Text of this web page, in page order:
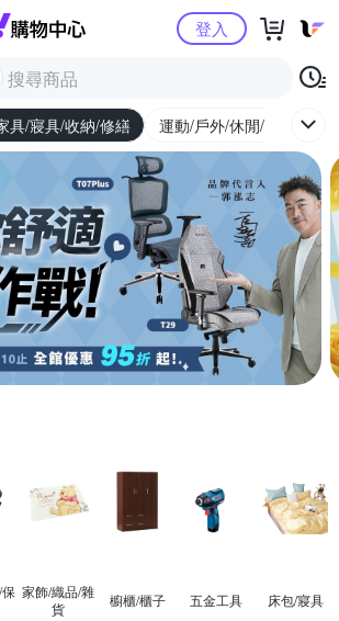
Yahoo購物中心登入
具/寢具/收納/修繕 運動/戶外/休閒/健身
家飾/織品/雜
貨
櫥櫃/櫃子 五金工具 床包/寢具